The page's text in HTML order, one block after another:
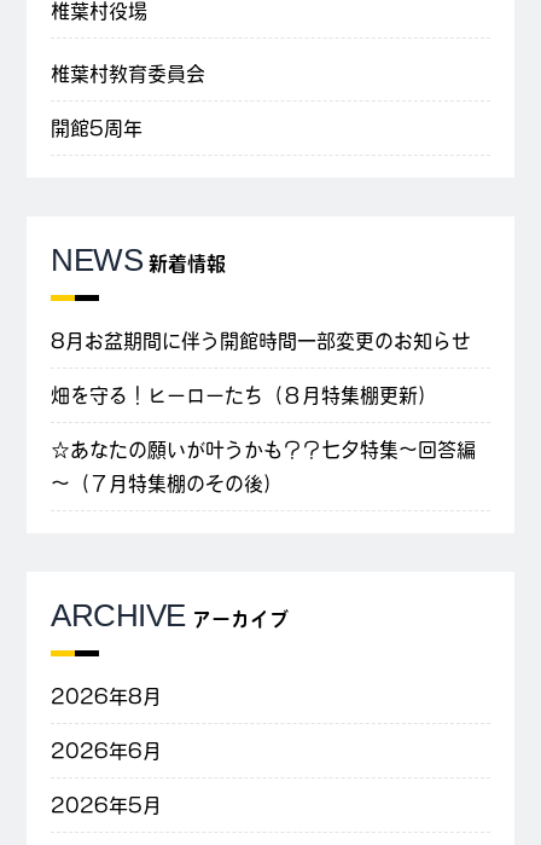
椎葉村役場
椎葉村教育委員会
開館5周年
NEWS 新着情報
8月お盆期間に伴う開館時間一部変更のお知らせ
畑を守る！ヒーローたち（８月特集棚更新）
☆あなたの願いが叶うかも？？七夕特集～回答編
～（７月特集棚のその後）
ARCHIVE アーカイブ
2026年8月
2026年6月
2026年5月